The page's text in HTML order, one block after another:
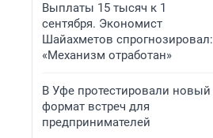
Выплаты 15 тысяч к 1
сентября. Экономист
Шайахметов спрогнозировал:
«Механизм отработан»
В Уфе протестировали новый
формат встреч для
предпринимателей